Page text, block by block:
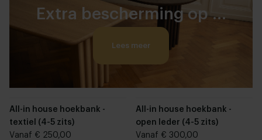
All-in house hoekbank -
textiel (4-5 zits)
Vanaf € 250,00
All-in house hoekbank -
open leder (4-5 zits)
Vanaf € 300,00
Extra bescherming op je
Lees meer